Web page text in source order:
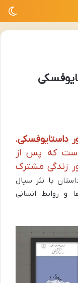
داستایوفسکی،
مردی ۴۰ساله است که پس از
به مرور زندگی مشترک
با نثر سیال
و روابط انسانی